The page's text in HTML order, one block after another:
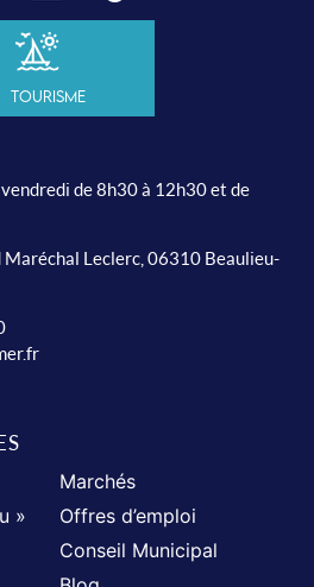
Tourisme
de 8h30 à 12h30 et de
Leclerc, 06310 Beaulieu-
Marchés
»
Offres d’emploi
Conseil Municipal